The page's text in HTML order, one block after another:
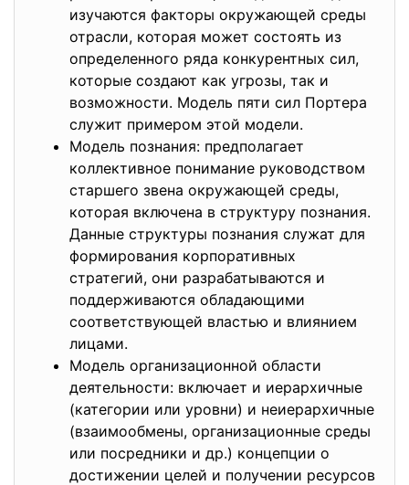
изучаются факторы окружающей среды
отрасли, которая может состоять из
определенного ряда конкурентных сил,
которые создают как угрозы, так и
возможности. Модель пяти сил Портера
служит примером этой модели.
Модель познания: предполагает
коллективное понимание руководством
старшего звена окружающей среды,
которая включена в структуру познания.
Данные структуры познания служат для
формирования корпоративных
стратегий, они разрабатываются и
поддерживаются обладающими
соответствующей властью и влиянием
лицами.
Модель организационной области
деятельности: включает и иерархичные
(категории или уровни) и неиерархичные
(взаимообмены, организационные среды
или посредники и др.) концепции о
достижении целей и получении ресурсов